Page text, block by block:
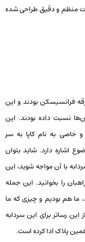
سردابه به صورت منظم و دقیق طراحی شده
فرانسیسکن بودند و این
نسبت داده بودند. این
خاصی به نام کاپا به سر
اشاره دارد. شاید بتوان
با آن مواجه شوید، این
را بخوانید. این جمله
هم بودیم و چیزی که ما
رساتر برای این سردابه